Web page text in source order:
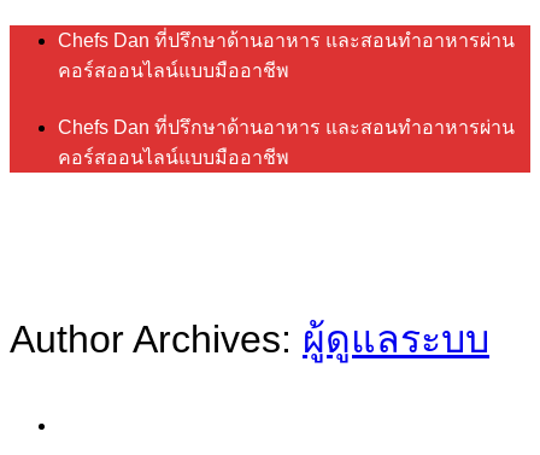
ข้าม
เนื้อหา
Chefs Dan ที่ปรึกษาด้านอาหาร และสอนทำอาหารผ่าน
คอร์สออนไลน์แบบมืออาชีพ
Chefs Dan ที่ปรึกษาด้านอาหาร และสอนทำอาหารผ่าน
คอร์สออนไลน์แบบมืออาชีพ
Author Archives: ผู้ดูแลระบบ